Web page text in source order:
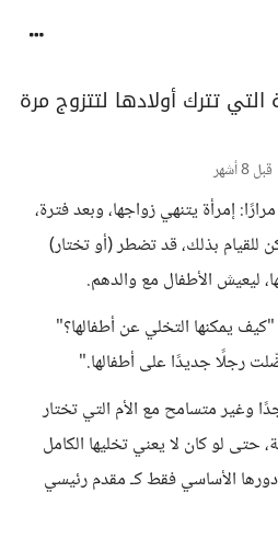
التي تترك أولادها لتتزوج مرة
قبل 8 أشهر
إمرأة يتنهي زواجها، وبعد فترة،
للقيام بذلك، قد تضطر (أو تختار)
ليعيش الأطفال مع والدهم.
"كيف يمكنها التخلي عن أطفالها؟"
رجلًا جديدًا على أطفالها."
وغير متسامح مع الأم التي تختار
حتى لو كان لا يعني تخليها الكامل
دورها الأساسي فقط كـ مقدم رئيسي